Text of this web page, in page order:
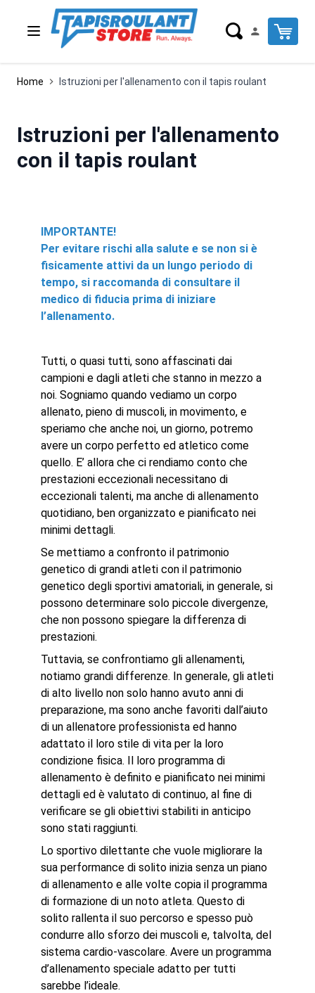
Salta al contenuto
Cart
Home Istruzioni per l'allenamento con il tapis roulant
Istruzioni per l'allenamento
con il tapis roulant
IMPORTANTE!
Per evitare rischi alla salute e se non si è
fisicamente attivi da un lungo periodo di
tempo, si raccomanda di consultare il
medico di fiducia prima di iniziare
l’allenamento.
Tutti, o quasi tutti, sono affascinati dai
campioni e dagli atleti che stanno in mezzo a
noi. Sogniamo quando vediamo un corpo
allenato, pieno di muscoli, in movimento, e
speriamo che anche noi, un giorno, potremo
avere un corpo perfetto ed atletico come
quello. E’ allora che ci rendiamo conto che
prestazioni eccezionali necessitano di
eccezionali talenti, ma anche di allenamento
quotidiano, ben organizzato e pianificato nei
minimi dettagli.
Se mettiamo a confronto il patrimonio
genetico di grandi atleti con il patrimonio
genetico degli sportivi amatoriali, in generale, si
possono determinare solo piccole divergenze,
che non possono spiegare la differenza di
prestazioni.
Tuttavia, se confrontiamo gli allenamenti,
notiamo grandi differenze. In generale, gli atleti
di alto livello non solo hanno avuto anni di
preparazione, ma sono anche favoriti dall’aiuto
di un allenatore professionista ed hanno
adattato il loro stile di vita per la loro
condizione fisica. Il loro programma di
allenamento è definito e pianificato nei minimi
dettagli ed è valutato di continuo, al fine di
verificare se gli obiettivi stabiliti in anticipo
sono stati raggiunti.
Lo sportivo dilettante che vuole migliorare la
sua performance di solito inizia senza un piano
di allenamento e alle volte copia il programma
di formazione di un noto atleta. Questo di
solito rallenta il suo percorso e spesso può
condurre allo sforzo dei muscoli e, talvolta, del
sistema cardio-vascolare. Avere un programma
d’allenamento speciale adatto per tutti
sarebbe l’ideale.